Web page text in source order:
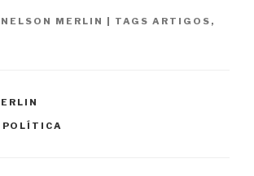
NELSON MERLIN | TAGS ARTIGOS ,
POLÍTICA